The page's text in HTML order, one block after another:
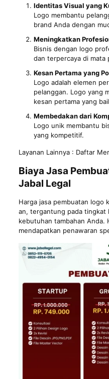
Identitas Visual yang
Logo membantu
brand Anda dengan
Meningkatkan
Bisnis dengan logo
dan terpercaya di mata
Kesan Pertama yang
Logo adalah elemen
pelanggan. Logo yang
kesan pertama yang
Membedakan dari
Logo unik membantu
yang kompetitif.
Layanan Lainnya : Daftar
Biaya Jasa
Jabal Legal
Harga jasa pembuatan logo
an, tergantung pada tingkat
kebutuhan tambahan Anda.
mendapatkan penawaran